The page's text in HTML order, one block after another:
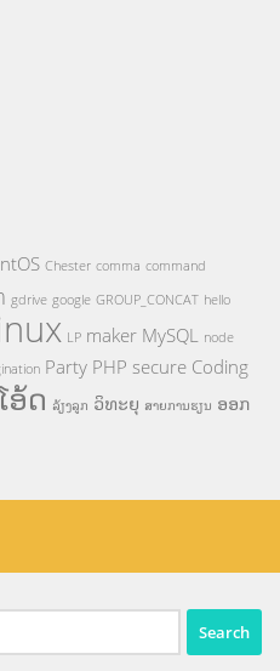
Chester comma command
gdrive google GROUP_CONCAT hello
LP maker MySQL node
Party PHP secure Coding
ອ້ດ ລ້ຽງລູກ ວິທະຍຸ ສາຍການຮຽນ ອອກ